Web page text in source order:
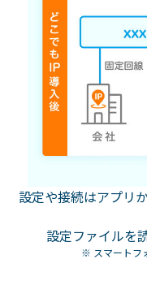
設定や接続はアプリ
設定ファイルを
※ スマートフ